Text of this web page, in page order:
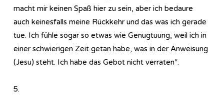
macht mir keinen Spaß hier zu sein, aber ich bedaure
auch keinesfalls meine Rückkehr und das was ich gerade
tue. Ich fühle sogar so etwas wie Genugtuung, weil ich in
einer schwierigen Zeit getan habe, was in der Anweisung
(Jesu) steht. Ich habe das Gebot nicht verraten“.
5.